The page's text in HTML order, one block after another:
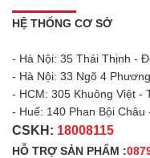
HỆ THỐNG CƠ SỞ
- Hà Nội: 35 Thái Thịnh -
- Hà Nội: 33 Ngõ 4
- HCM: 305 Khuông Việt -
- Huế: 140 Phan Bội Châu
CSKH: 18008115
HỖ TRỢ SẢN PHẨM :